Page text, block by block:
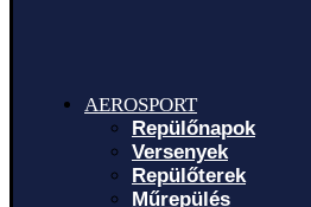
AEROSPORT
Repülőnapok
Versenyek
Repülőterek
Műrepülés